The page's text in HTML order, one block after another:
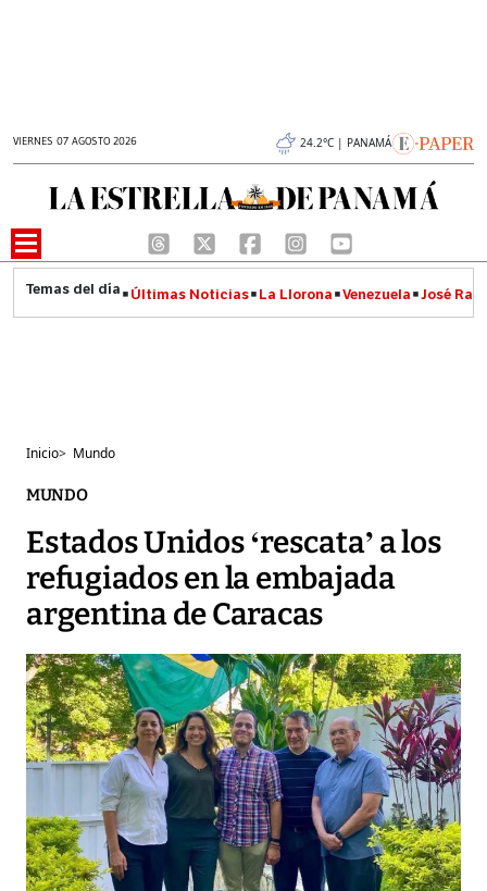
VIERNES 07 AGOSTO 2026 24.2°C | PANAMÁ
Últimas Noticias La Llorona Venezuela José
Inicio> Mundo
MUNDO
Estados Unidos ‘rescata’ a los
refugiados en la embajada
argentina de Caracas